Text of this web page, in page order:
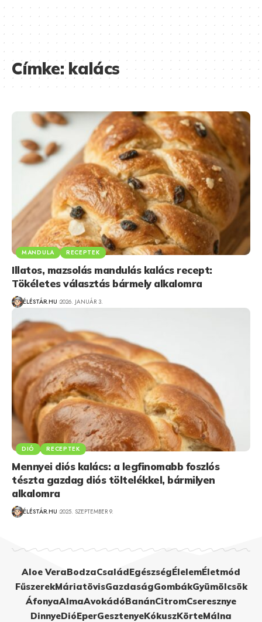
Címke:kalács
MANDULA RECEPTEK
Illatos, mazsolás mandulás kalács recept:
Tökéletes választás bármely alkalomra
ÉLÉSTÁR.HU 2026. JANUÁR 3.
DIÓ RECEPTEK
Mennyei diós kalács: a legfinomabb foszlós
tészta gazdag diós töltelékkel, bármilyen
alkalomra
ÉLÉSTÁR.HU 2025. SZEPTEMBER 9.
Aloe VeraBodzaCsaládEgészségÉlelemÉletmód
FűszerekMáriatövisGazdaságGombákGyümölcsök
ÁfonyaAlmaAvokádóBanánCitromCseresznye
DinnyeDióEperGesztenyeKókuszKörteMálna